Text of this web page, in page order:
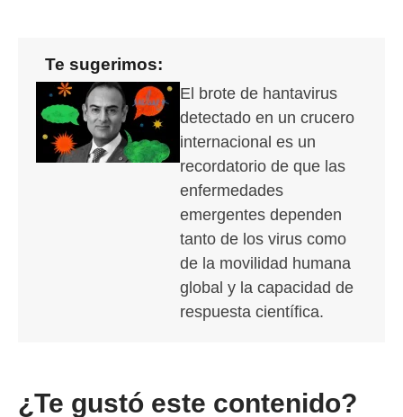
Te sugerimos:
El brote de hantavirus
detectado en un crucero
internacional es un
recordatorio de que las
enfermedades
emergentes dependen
tanto de los virus como
de la movilidad humana
global y la capacidad de
respuesta científica.
¿Te gustó este contenido?